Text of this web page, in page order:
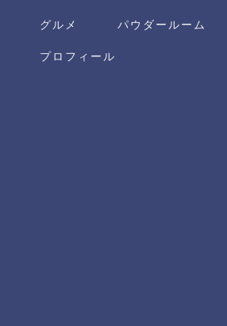
グルメ パウダールーム
プロフィール